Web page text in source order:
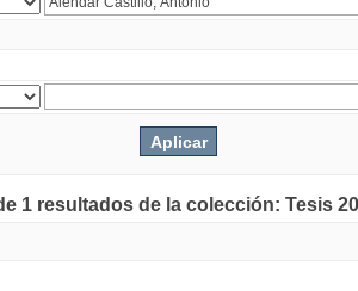
1 resultados de la colección: Tesis